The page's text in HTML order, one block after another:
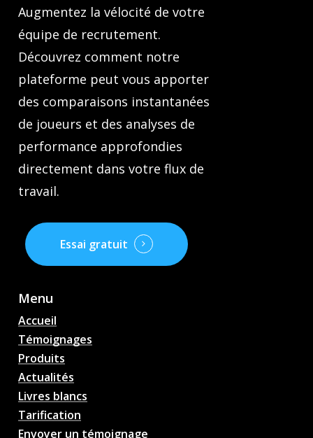
Augmentez la vélocité de votre
équipe de recrutement.
Découvrez comment notre
plateforme peut vous apporter
des comparaisons instantanées
de joueurs et des analyses de
performance approfondies
directement dans votre flux de
travail.
Essai gratuit
Menu
Accueil
Témoignages
Produits
Actualités
Livres blancs
Tarification
Envoyer un témoignage